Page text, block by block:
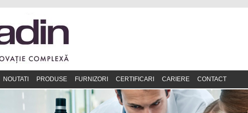
NOUTATI PRODUSE FURNIZORI CERTIFICARI CARIERE CONTACT